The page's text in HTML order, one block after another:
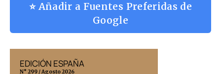
⭐ Añadir a Fuentes Preferidas de
Google
EDICIÓN ESPAÑA
N° 299 / Agosto 2026